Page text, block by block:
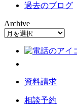
過去のブログ
Archive
資料請求
相談予約